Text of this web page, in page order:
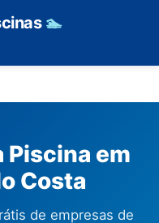
🏊
Piscina em
Costa
de empresas de